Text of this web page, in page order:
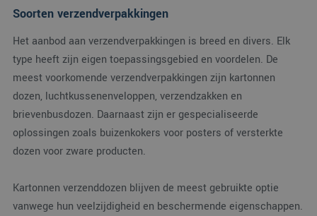
Soorten verzendverpakkingen
Het aanbod aan verzendverpakkingen is breed en divers. Elk
type heeft zijn eigen toepassingsgebied en voordelen. De
meest voorkomende verzendverpakkingen zijn kartonnen
dozen, luchtkussenenveloppen, verzendzakken en
brievenbusdozen. Daarnaast zijn er gespecialiseerde
oplossingen zoals buizenkokers voor posters of versterkte
dozen voor zware producten.
Kartonnen verzenddozen blijven de meest gebruikte optie
vanwege hun veelzijdigheid en beschermende eigenschappen.